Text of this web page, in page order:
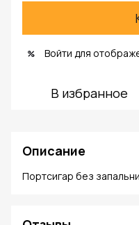
% Войти для
В избранное
Описание
Портсигар без